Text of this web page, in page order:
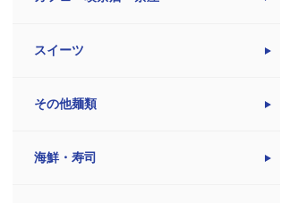
スイーツ
その他麺類
海鮮・寿司